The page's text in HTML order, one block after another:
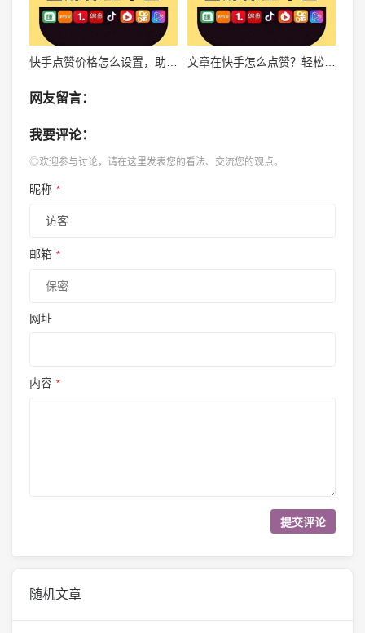
快手点赞价格怎么设置，助你轻松涨粉 文章在快手怎么点赞？轻松掌握点赞技巧，提升你的互动体验！
网友留言：
我要评论：
◎欢迎参与讨论，请在这里发表您的看法、交流您的观点。
昵称 *
邮箱 *
网址
内容 *
随机文章